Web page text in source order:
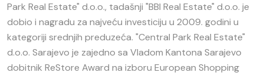
Park Real Estate" d.o.o., tadašnji "BBI Real Estate" d.o.o. je
dobio i nagradu za najveću investiciju u 2009. godini u
kategoriji srednjih preduzeća. "Central Park Real Estate"
d.o.o. Sarajevo je zajedno sa Vladom Kantona Sarajevo
dobitnik ReStore Award na izboru European Shopping